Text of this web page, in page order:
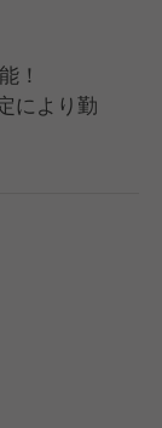
！
により勤